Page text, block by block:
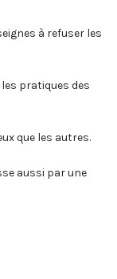
à refuser les
pratiques des
que les autres.
aussi par une